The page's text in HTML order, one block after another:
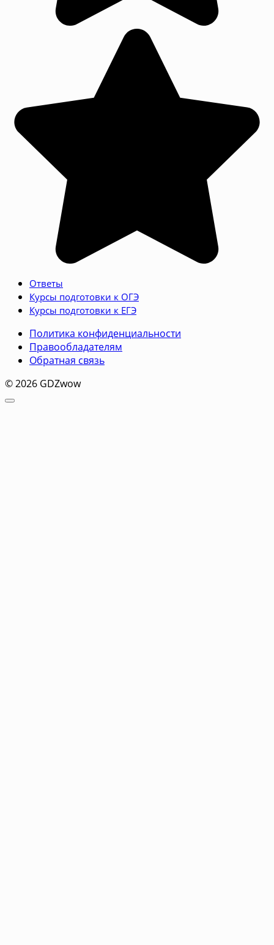
Ответы
Курсы подготовки к ОГЭ
Курсы подготовки к ЕГЭ
Политика конфиденциальности
Правообладателям
Обратная связь
© 2026 GDZwow